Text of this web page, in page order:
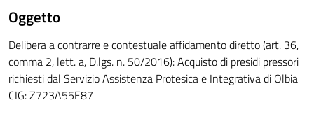
Oggetto
Delibera a contrarre e contestuale affidamento diretto (art. 36,
comma 2, lett. a, D.lgs. n. 50/2016): Acquisto di presidi pressori
richiesti dal Servizio Assistenza Protesica e Integrativa di Olbia
CIG: Z723A55E87